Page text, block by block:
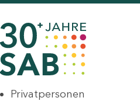
Privatpersonen